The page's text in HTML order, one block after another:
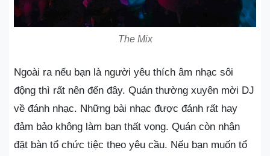
The Mix
Ngoài ra nếu bạn là người yêu thích âm nhạc sôi
động thì rất nên đến đây. Quán thường xuyên mời DJ
về đánh nhạc. Những bài nhạc được đánh rất hay
đảm bảo không làm bạn thất vọng. Quán còn nhận
đặt bàn tổ chức tiệc theo yêu cầu. Nếu bạn muốn tổ